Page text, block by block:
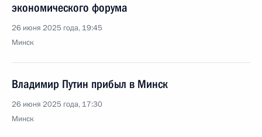
экономического форума
26 июня 2025 года, 19:45
Минск
Владимир Путин прибыл в Минск
26 июня 2025 года, 17:30
Минск